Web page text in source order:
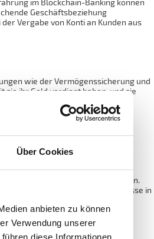
Über Cookies
anbieten zu können
Verwendung unserer
im Blockchain-Banking können
Geschäftsbeziehung
Vergabe von Konti an Kunden aus
wie der Vermögenssicherung und
ihr Geld verdient haben, und sie
Boulevardmedien über
am Markt. Immer
in Kryptowährungen.
Komfort bietet, ohne Kompromisse in
fallbezogenen Beispielen zur
bei der Erarbeitung von